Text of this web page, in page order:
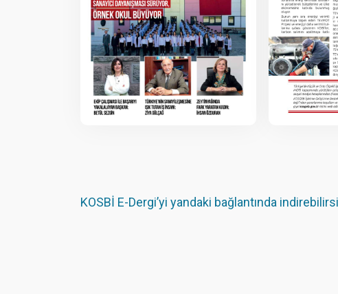
KOSBİ E-Dergi’yi yandaki bağlantında